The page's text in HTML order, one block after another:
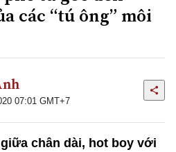
các “tú ông” môi
07:01 GMT+7
chân dài, hot boy với